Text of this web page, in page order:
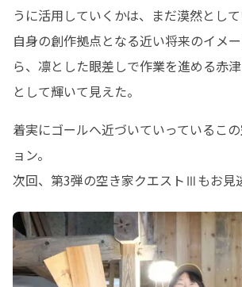
うに活用していくかは、まだ漠然として
自身の創作拠点となる近い将来のイメ
ら、凛とした眼差しで作業を進める赤
として輝いて見えた。
着実にゴールへ近づいていっているこ
ョン。
次回、第3弾の空き家クエストⅢもお見